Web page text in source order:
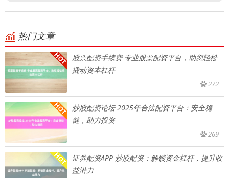
热门文章
股票配资手续费 专业股票配资平台，助您轻松
撬动资本杠杆
272
炒股配资论坛 2025年合法配资平台：安全稳
健，助力投资
269
证券配资APP 炒股配资：解锁资金杠杆，提升收
益潜力